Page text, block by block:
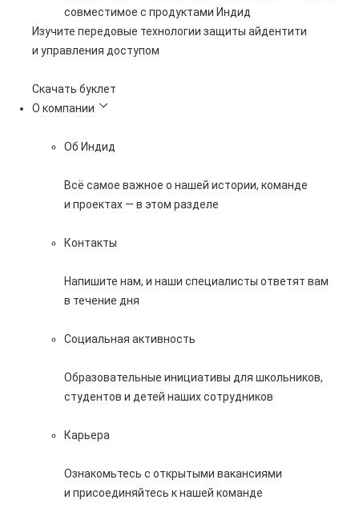
совместимое с продуктами Индид
Изучите передовые технологии защиты айдентити
и управления доступом
Скачать буклет
О компании
Об Индид
Всё самое важное о нашей истории, команде
и проектах — в этом разделе
Контакты
Напишите нам, и наши специалисты ответят вам
в течение дня
Социальная активность
Образовательные инициативы для школьников,
студентов и детей наших сотрудников
Карьера
Ознакомьтесь с открытыми вакансиями
и присоединяйтесь к нашей команде